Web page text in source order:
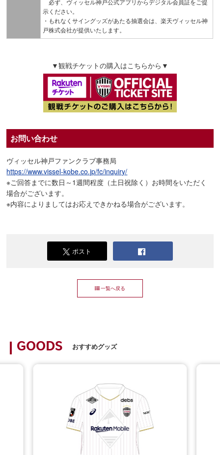
示ください。
・もれなくサイングッズがあたる抽選会は、楽天ヴィッセル神
戸株式会社が提供いたします。
▼観戦チケットの購入はこちらから▼
お問い合わせ
ヴィッセル神戸ファンクラブ事務局
https://www.vissel-kobe.co.jp/fc/inquiry/
※ご回答までに数日～1週間程度（土日祝除く）お時間をいただく
場合がございます。
※内容によりましてはお応えできかねる場合がございます。
ポスト
一覧へ戻る
GOODS おすすめグッズ